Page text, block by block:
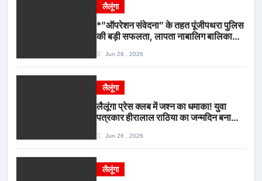
लैलूंगा
*”ऑपरेशन संवेदना” के तहत पूंजीपथरा पुलिस
की बड़ी सफलता, लापता नाबालिग बालिका
गिरफ्तार*
Jun 26 , 2026
लैलूंगा
लैलूंगा प्रेस क्लब में जश्न का धमाका! युवा
पत्रकार हीरालाल राठिया का जन्मदिन बना
स्वरJun 26 , 2026
लैलूंगा